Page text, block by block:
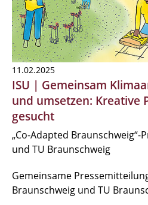
11.02.2025
ISU | Gemeinsam
und umsetzen: Kreative
gesucht
„Co-Adapted
und TU Braunschweig
Gemeinsame
Braunschweig und TU